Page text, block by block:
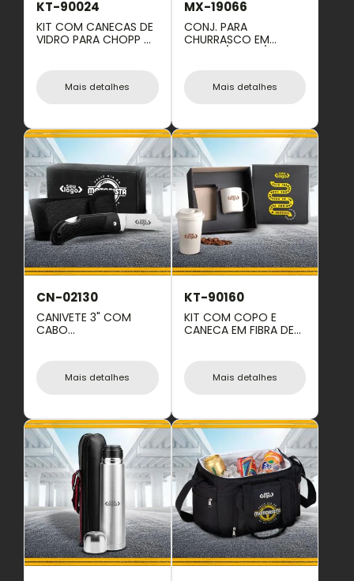
KT-90024
KIT COM CANECAS DE
VIDRO PARA CHOPP DE
Mais detalhes
MX-19066
CONJ. PARA
CHURRASCO EM
BAMBU / INOX /
Mais detalhes
CN-02130
CANIVETE 3" COM
CABO
Mais detalhes
KT-90160
KIT COM COPO E
CANECA EM FIBRA DE
Mais detalhes